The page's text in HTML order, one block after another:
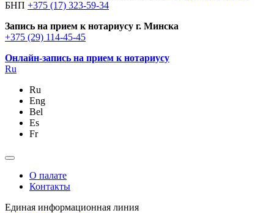
БНП +375 (17) 323-59-34
Запись на прием к нотариусу г. Минска
+375 (29) 114-45-45
Онлайн-запись на прием к нотариусу
Ru
Ru
Eng
Bel
Es
Fr
О палате
Контакты
Единая информационная линия